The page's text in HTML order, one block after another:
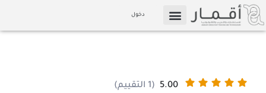
تخطي
إلى
دخول
5.00 (1 التقييم)